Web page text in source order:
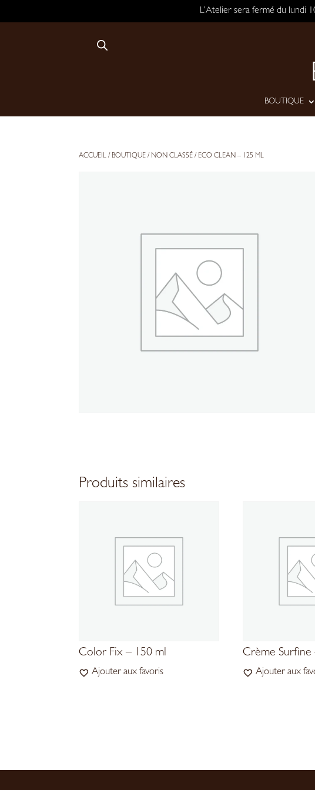
L’Atelier sera fermé du lundi
BOUTIQUE
ACCUEIL / BOUTIQUE / NON CLASSÉ / ECO CLEAN – 125 ML
Produits similaires
Color Fix – 150 ml
Ajouter aux favoris
Crème Surfine
Ajouter aux